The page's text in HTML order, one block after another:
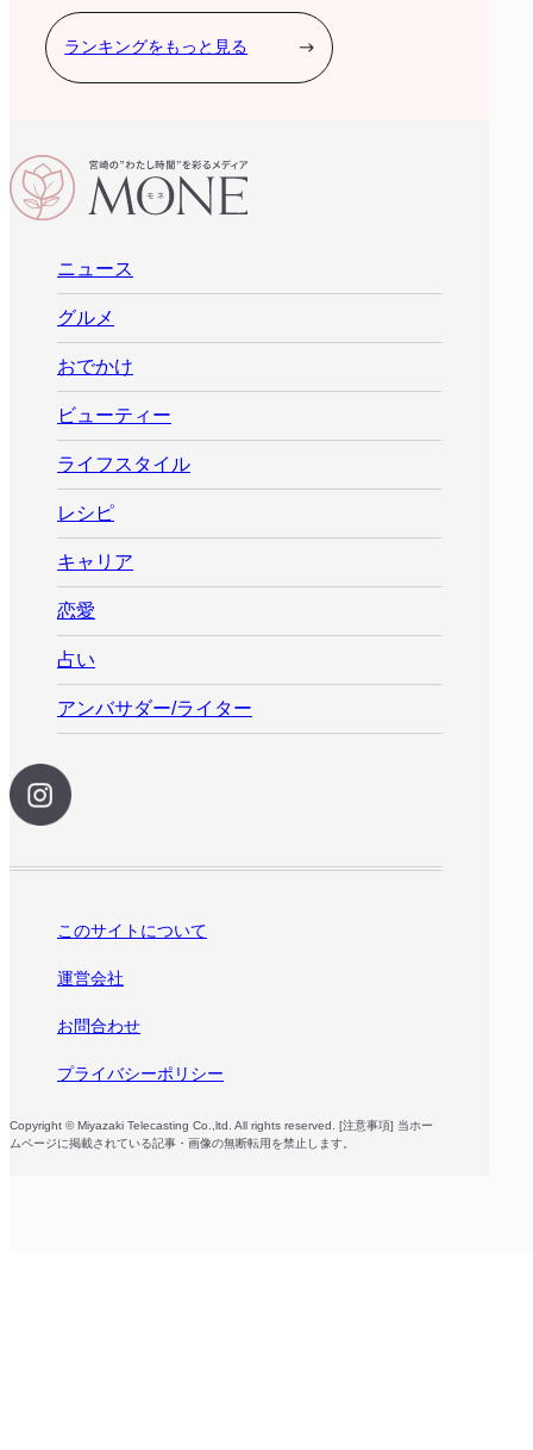
ランキングをもっと見る
ニュース
グルメ
おでかけ
ビューティー
ライフスタイル
レシピ
キャリア
恋愛
占い
アンバサダー/ライター
このサイトについて
運営会社
お問合わせ
プライバシーポリシー
Copyright © Miyazaki Telecasting Co.,ltd. All rights reserved. [注意事項] 当ホー
ムページに掲載されている記事・画像の無断転用を禁止します。